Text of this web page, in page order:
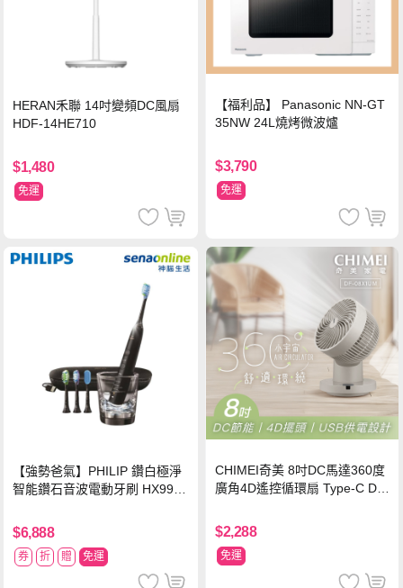
HERAN禾聯 14吋變頻DC風扇
HDF-14HE710
$1,480
免運
【福利品】 Panasonic NN-GT
35NW 24L燒烤微波爐
$3,790
免運
【強勢爸氣】PHILIP 鑽白極淨
智能鑽石音波電動牙刷 HX9924
$6,888
券 折 贈 免運
CHIMEI奇美 8吋DC馬達360度
廣角4D遙控循環扇 Type-C DF-
$2,288
免運